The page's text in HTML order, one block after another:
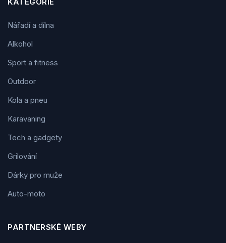
Nářadí a dílna
Alkohol
Sport a fitness
Outdoor
Kola a pneu
Karavaning
Tech a gadgety
Grilování
Dárky pro muže
Auto-moto
PARTNERSKÉ WEBY